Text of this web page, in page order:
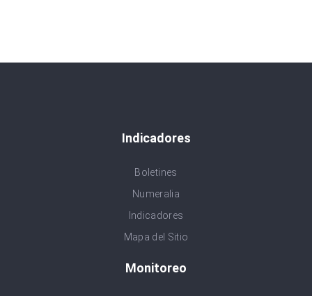
Indicadores
Boletines
Numeralia
Indicadores
Mapa del Sitio
Monitoreo